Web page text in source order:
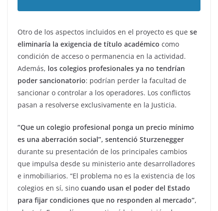
Otro de los aspectos incluidos en el proyecto es que se
eliminaría la exigencia de título académico como
condición de acceso o permanencia en la actividad.
Además, los colegios profesionales ya no tendrían
poder sancionatorio: podrían perder la facultad de
sancionar o controlar a los operadores. Los conflictos
pasan a resolverse exclusivamente en la Justicia.
“Que un colegio profesional ponga un precio mínimo
es una aberración social”, sentenció Sturzenegger
durante su presentación de los principales cambios
que impulsa desde su ministerio ante desarrolladores
e inmobiliarios. “El problema no es la existencia de los
colegios en sí, sino cuando usan el poder del Estado
para fijar condiciones que no responden al mercado”,